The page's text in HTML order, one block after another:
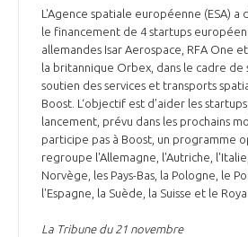
L'Agence spatiale européenne (ESA) a
le financement de 4 startups
allemandes Isar Aerospace, RFA One
la britannique Orbex, dans le cadre
soutien des services et transports
Boost. L‘objectif est d’aider les
lancement, prévu dans les prochains
participe pas à Boost, un programme
regroupe l'Allemagne, l'Autriche,
Norvège, les Pays-Bas, la Pologne, le
l'Espagne, la Suède, la Suisse et le
La Tribune du 21 novembre